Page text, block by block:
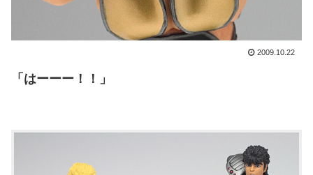
2009.10.22
「はーーー！！」